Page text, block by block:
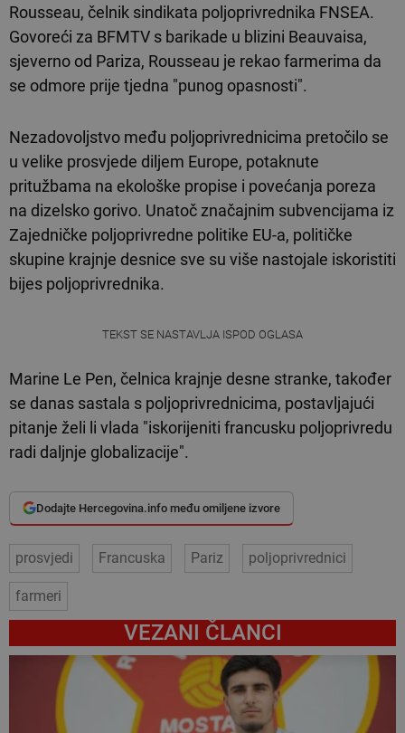
Rousseau, čelnik sindikata poljoprivrednika FNSEA.
Govoreći za BFMTV s barikade u blizini Beauvaisa,
sjeverno od Pariza, Rousseau je rekao farmerima da
se odmore prije tjedna "punog opasnosti".
Nezadovoljstvo među poljoprivrednicima pretočilo se
u velike prosvjede diljem Europe, potaknute
pritužbama na ekološke propise i povećanja poreza
na dizelsko gorivo. Unatoč značajnim subvencijama iz
Zajedničke poljoprivredne politike EU-a, političke
skupine krajnje desnice sve su više nastojale iskoristiti
bijes poljoprivrednika.
TEKST SE NASTAVLJA ISPOD OGLASA
Marine Le Pen, čelnica krajnje desne stranke, također
se danas sastala s poljoprivrednicima, postavljajući
pitanje želi li vlada "iskorijeniti francusku poljoprivredu
radi daljnje globalizacije".
Dodajte Hercegovina.info među omiljene izvore
prosvjedi Francuska Pariz poljoprivrednici
farmeri
VEZANI ČLANCI